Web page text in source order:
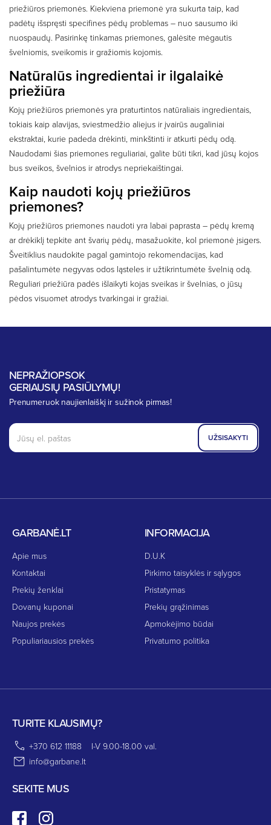
priežiūros priemonės. Kiekviena priemonė yra sukurta taip, kad
padėtų išspręsti specifines pėdų problemas – nuo sausumo iki
nuospaudų. Pasirinkę tinkamas priemones, galėsite mėgautis
švelniomis, sveikomis ir gražiomis kojomis.
Natūralūs ingredientai ir ilgalaikė
priežiūra
Kojų priežiūros priemonės yra praturtintos natūraliais ingredientais,
tokiais kaip alavijas, sviestmedžio aliejus ir įvairūs augaliniai
ekstraktai, kurie padeda drėkinti, minkštinti ir atkurti pėdų odą.
Naudodami šias priemones reguliariai, galite būti tikri, kad jūsų kojos
bus sveikos, švelnios ir atrodys nepriekaištingai.
Kaip naudoti kojų priežiūros
priemones?
Kojų priežiūros priemones naudoti yra labai paprasta – pėdų kremą
ar drėkiklį tepkite ant švarių pėdų, masažuokite, kol priemonė įsigers.
Šveitiklius naudokite pagal gamintojo rekomendacijas, kad
pašalintumėte negyvas odos ląsteles ir užtikrintumėte švelnią odą.
Reguliari priežiūra padės išlaikyti kojas sveikas ir švelnias, o jūsų
pėdos visuomet atrodys tvarkingai ir gražiai.
GARBANĖ.LT
Apie mus
Kontaktai
Prekių ženklai
Dovanų kuponai
Naujos prekės
Populiariausios prekės
INFORMACIJA
D.U.K
Pirkimo taisyklės ir sąlygos
Pristatymas
Prekių grąžinimas
Apmokėjimo būdai
Privatumo politika
TURITE KLAUSIMŲ?
+370 612 11188
I-V 9.00-18.00 val.
info@garbane.lt
SEKITE MUS
NEPRAŽIOPSOK
GERIAUSIŲ PASIŪLYMŲ!
Prenumeruok naujienlaiškį ir sužinok pirmas!
UŽSISAKYTI